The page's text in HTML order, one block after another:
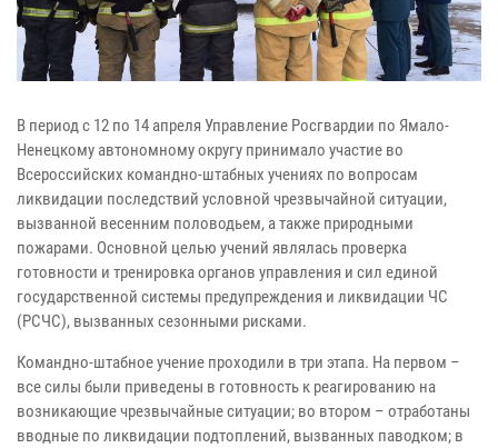
В период с 12 по 14 апреля Управление Росгвардии по Ямало-
Ненецкому автономному округу принимало участие во
Всероссийских командно-штабных учениях по вопросам
ликвидации последствий условной чрезвычайной ситуации,
вызванной весенним половодьем, а также природными
пожарами. Основной целью учений являлась проверка
готовности и тренировка органов управления и сил единой
государственной системы предупреждения и ликвидации ЧС
(РСЧС), вызванных сезонными рисками.
Командно-штабное учение проходили в три этапа. На первом –
все силы были приведены в готовность к реагированию на
возникающие чрезвычайные ситуации; во втором – отработаны
вводные по ликвидации подтоплений, вызванных паводком; в